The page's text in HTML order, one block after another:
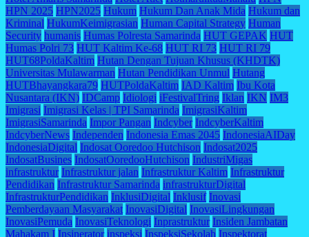
HPN 2025 HPN2025 Hukum Hukum Dan Anak Mida Hukum dan
Kriminal HukumKeimigrasian Human Capital Strategy Human
Security humanis Humas Polresta Samarinda HUT GEPAK HUT
Humas Polri 73 HUT Kaltim Ke-68 HUT RI 73 HUT RI 79
HUT68PoldaKaltim Hutan Dengan Tujuan Khusus (KHDTK)
Universitas Mulawarman Hutan Pendidikan Unmul Hutang
HUTBhayangkara79 HUTPoldaKaltim IAD Kaltim Ibu Kota
Nusantara (IKN) IDCamp Idiologi iFestivalTring Iklan IKN IM3
Imigrasi Imigrasi Kelas | TPI Samarinda ImigrasiKaltim
ImigrasiSamarinda Impor Pangan Indcyber IndcyberKaltim
IndcyberNews Independen Indonesia Emas 2045 IndonesiaAIDay
IndonesiaDigital Indosat Ooredoo Hutchison Indosat2025
IndosatBusines IndosatOoredooHutchison IndustriMigas
infrastruktur Infrastruktur jalan Infrastruktur Kaltim Infrastruktur
Pendidikan Infrastruktur Samarinda infrastrukturDigital
InfrastrukturPendidikan InklusiDigital Inklusif Inovasi
Pemberdayaan Masyarakat InovasiDigital InovasiLingkungan
InovasiPemuda InovasiTeknologi Inprastruktur Insiden Jambatan
Mahakam I Insinerator inspeksi InspeksiSekolah Inspektorat